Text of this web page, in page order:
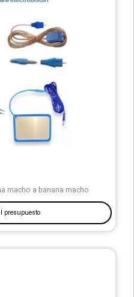
macho a banana macho
presupuesto